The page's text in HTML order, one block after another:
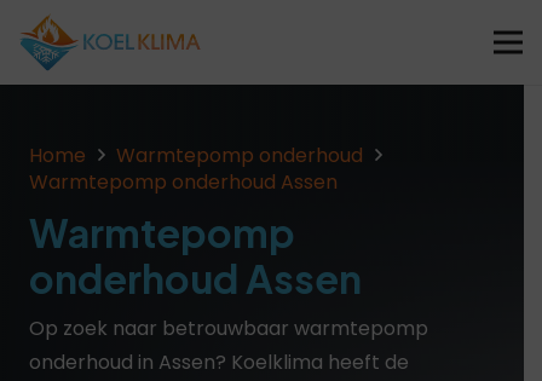
Home
Warmtepomp onderhoud
Warmtepomp onderhoud Assen
Warmtepomp
onderhoud Assen
Op zoek naar betrouwbaar warmtepomp
onderhoud in Assen? Koelklima heeft de